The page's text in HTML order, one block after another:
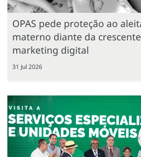
OPAS pede proteção ao
materno diante da
marketing digital
31 Jul 2026